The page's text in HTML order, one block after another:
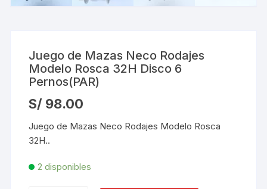
Juego de Mazas Neco Rodajes
Modelo Rosca 32H Disco 6
Pernos(PAR)
S/ 98.00
Juego de Mazas Neco Rodajes Modelo Rosca
32H..
2 disponibles